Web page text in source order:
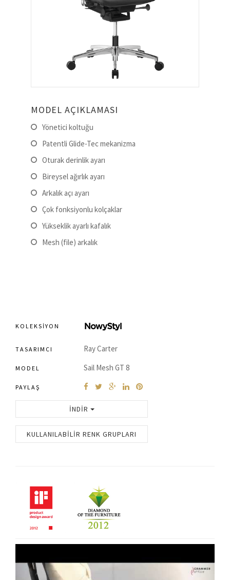
MODEL AÇIKLAMASI
Yönetici koltuğu
Patentli Glide-Tec mekanizma
Oturak derinlik ayarı
Bireysel ağırlık ayarı
Arkalık açı ayarı
Çok fonksiyonlu kolçaklar
Yükseklik ayarlı kafalık
Mesh (file) arkalık
KOLEKSIYON
TASARIMCI Ray Carter
MODEL Sail Mesh GT 8
PAYLAŞ
İNDIR
KULLANILABILIR RENK GRUPLARI